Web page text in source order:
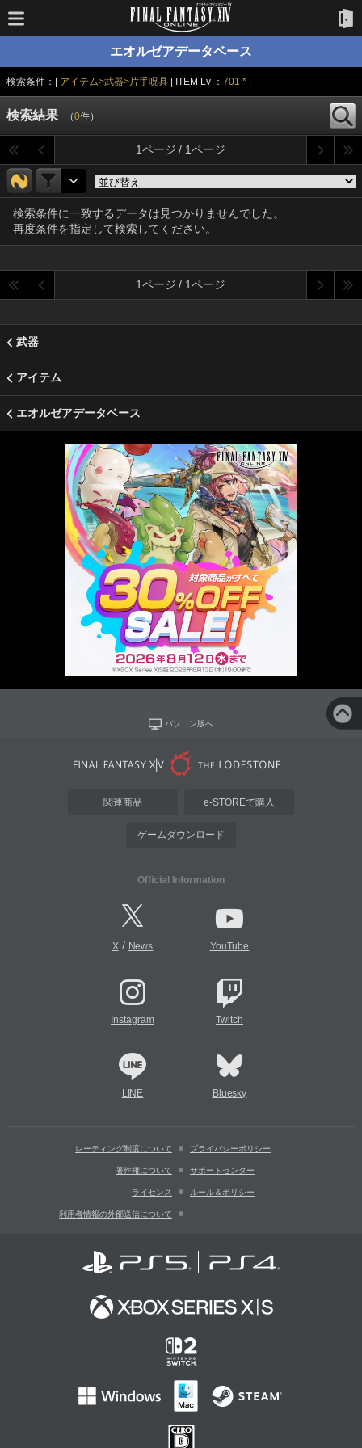
エオルゼアデータベース
検索条件：| アイテム>武器>片手呪具 | ITEM Lv ： 701-*
検索結果 （0件）
1ページ / 1ページ
検索条件に一致するデータは見つかりませんでした。
再度条件を指定して検索してください。
1ページ / 1ページ
武器
アイテム
エオルゼアデータベース
パソコン版へ
関連商品 e-STOREで購入
ゲームダウンロード
Official Information
X/ News YouTube
Instagram Twitch
LINE Bluesky
レーティング制度について プライバシーポリシー
著作権について サポートセンター
ライセンス ルール＆ポリシー
利用者情報の外部送信について